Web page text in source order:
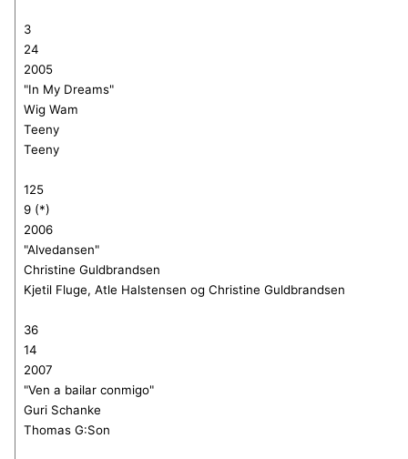
3
24
2005
"In My Dreams"
Wig Wam
Teeny
Teeny
125
9 (*)
2006
"Alvedansen"
Christine Guldbrandsen
Kjetil Fluge, Atle Halstensen og Christine Guldbrandsen
36
14
2007
"Ven a bailar conmigo"
Guri Schanke
Thomas G:Son